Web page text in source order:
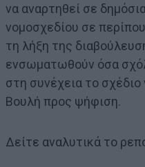
να αναρτηθεί σε
νομοσχεδίου σε
τη λήξη της
ενσωματωθούν όσα
στη συνέχεια το
Βουλή προς ψήφιση.
Δείτε αναλυτικά το